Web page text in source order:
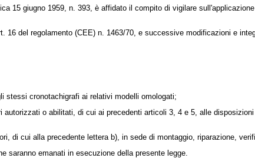
15 giugno 1959, n. 393, è affidato il compito di vigilare
del regolamento (CEE) n. 1463/70, e successive modificazioni e
cronotachigrafi ai relativi modelli omologati;
o abilitati, di cui ai precedenti articoli 3, 4 e 5, alle
cui alla precedente lettera b), in sede di montaggio, riparazione,
emanati in esecuzione della presente legge.